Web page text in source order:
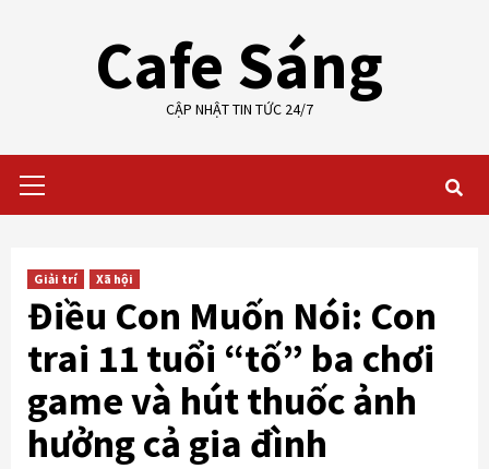
Cafe Sáng
CẬP NHẬT TIN TỨC 24/7
Menu
Giải trí Xã hội
Điều Con Muốn Nói: Con
trai 11 tuổi “tố” ba chơi
game và hút thuốc ảnh
hưởng cả gia đình